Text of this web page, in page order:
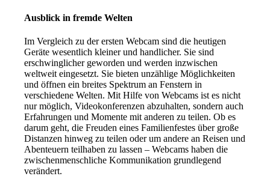
Ausblick in fremde Welten
Im Vergleich zu der ersten Webcam sind die heutigen
Geräte wesentlich kleiner und handlicher. Sie sind
erschwinglicher geworden und werden inzwischen
weltweit eingesetzt. Sie bieten unzählige Möglichkeiten
und öffnen ein breites Spektrum an Fenstern in
verschiedene Welten. Mit Hilfe von Webcams ist es nicht
nur möglich, Videokonferenzen abzuhalten, sondern auch
Erfahrungen und Momente mit anderen zu teilen. Ob es
darum geht, die Freuden eines Familienfestes über große
Distanzen hinweg zu teilen oder um andere an Reisen und
Abenteuern teilhaben zu lassen – Webcams haben die
zwischenmenschliche Kommunikation grundlegend
verändert.